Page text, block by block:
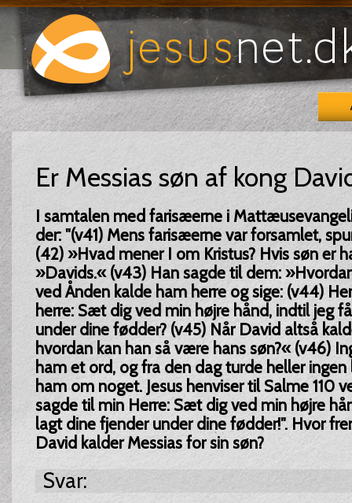
Er Messias søn af kong
I samtalen med farisæerne i
der: "(v41) Mens farisæerne var forsamlet,
(42) »Hvad mener I om Kristus? Hvis søn er
»Davids.« (v43) Han sagde til dem:
ved Ånden kalde ham herre og sige: (v44)
herre: Sæt dig ved min højre hånd, indtil jeg
under dine fødder? (v45) Når David altså
hvordan kan han så være hans søn?« (v46)
ham et ord, og fra den dag turde heller
ham om noget. Jesus henviser til Salme 110
sagde til min Herre: Sæt dig ved min højre
lagt dine fjender under dine fødder!". Hvor
David kalder Messias for sin søn?
Svar: